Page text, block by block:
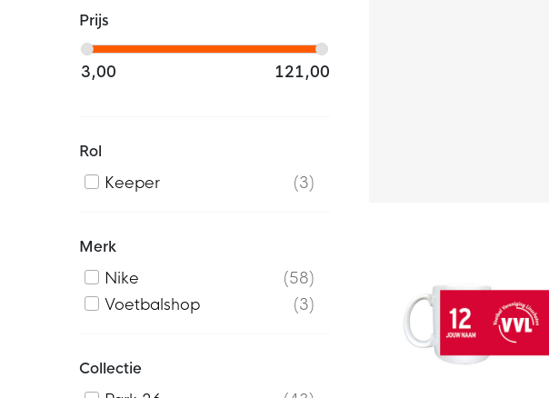
Prijs
3,00 121,00
Rol
Keeper
3
Merk
Nike
58
Voetbalshop
3
Collectie